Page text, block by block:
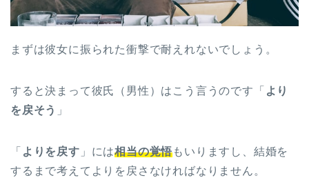
まずは彼女に振られた衝撃で耐えれないでしょう。
すると決まって彼氏（男性）はこう言うのです「 より
を戻そう 」
「 よりを戻す 」には相当の覚悟もいりますし、結婚を
するまで考えてよりを戻さなければなりません。